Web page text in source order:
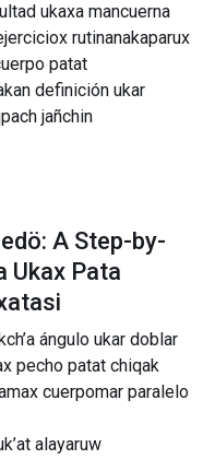
ukaxa mancuerna
rutinanakaparux
patat
definición ukar
jañchin
A Step-by-
Ukax Pata
ángulo ukar doblar
pecho patat chiqak
cuerpomar paralelo
alayaruw